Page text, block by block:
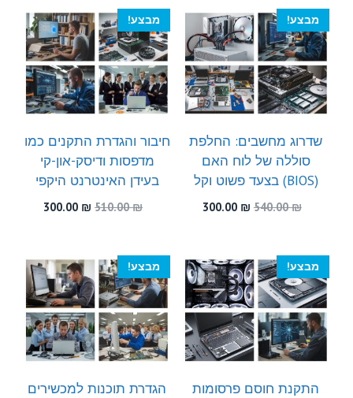
450.00 ₪.
300.00 ₪.
530.00 ₪.
300.00 ₪.
מבצע!
שדרוג מחשבים: החלפת
סוללה של לוח האם
(BIOS) בצעד פשוט וקל
540.00₪
המחיר
540.00 ₪.
300.00 ₪
300.00 ₪.
מבצע!
חיבור והגדרת התקנים כמו
מדפסות ודיסק-און-קי
בעידן האינטרנט היקפי
510.00₪
המחיר
510.00 ₪.
300.00 ₪
המחיר
300.00 ₪.
מבצע!
התקנת חוסם פרסומות
מבצע!
הגדרת תוכנות למכשירים